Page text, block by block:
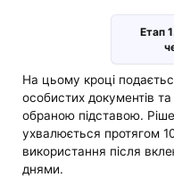
Етап
На цьому кроці
особистих документів
обраною підставою.
ухвалюється протягом
використання після
днями.